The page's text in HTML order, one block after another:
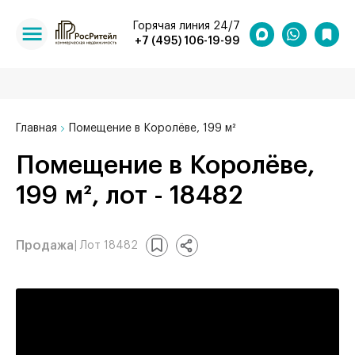
+7 (495) 106-19-99
Горячая линия 24/7
Главная Помещение в Королёве, 199 м²
Помещение в Королёве,
199 м², лот - 18482
Продажа | Лот 18482